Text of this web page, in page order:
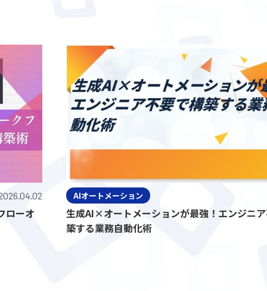
AIオートメーション
生成AI×オートメーションが最強！エンジニア不要
築する業務自動化術